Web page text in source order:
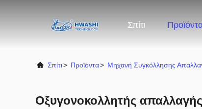
Σπίτι
Σπίτι> Προϊόντα> Μηχανή Συγκόλλησης
Οξυγονοκολλητής